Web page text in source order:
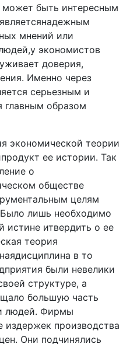
может быть интересным
мне­ний или
экономистов
доверия,
Именно через
серьезным и
главным образом
экономической теории
ее истории. Так
о
обществе
це­лям
лишь необходимо
истине итвердить о ее
теория
в то
были невелики
структуре, а
большую часть
людей. Фирмы
издержек производства
Они подчинялись